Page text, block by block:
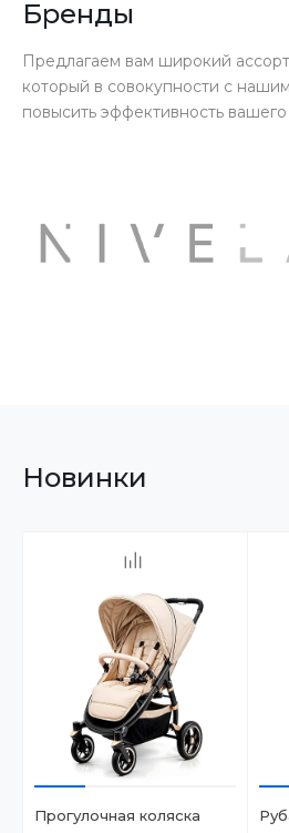
Бренды
Предлагаем вам широкий
который в совокупности с
повысить эффективность
Новинки
Прогулочная коляска